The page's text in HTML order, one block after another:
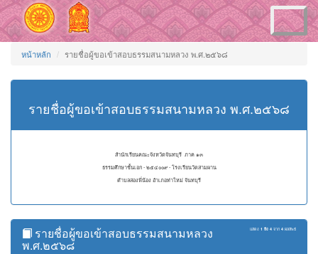
Toggle
navigation
หน้าหลัก รายชื่อผู้ขอเข้าสอบธรรมสนามหลวง พ.ศ.๒๕๖๘
รายชื่อผู้ขอเข้าสอบธรรมสนามหลวง พ.ศ.๒๕๖๘
สำนักเรียนคณะจังหวัดจันทบุรี ภาค ๑๓
ธรรมศึกษาชั้นเอก - ๒๕๔๐๐๙ - โรงเรียนวัดสามผาน
ตำบลสองพี่น้อง อำเภอท่าใหม่ จันทบุรี
แสดง 1 ถึง 4 จาก 4 ผลลัพธ์
รายชื่อผู้ขอเข้าสอบธรรมสนามหลวง
พ.ศ.๒๕๖๘